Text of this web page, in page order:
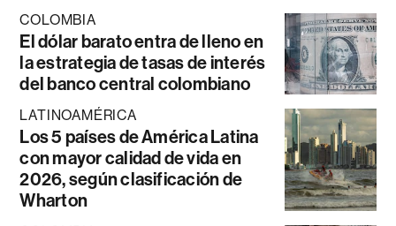
COLOMBIA
El dólar barato entra de lleno en
la estrategia de tasas de interés
del banco central colombiano
LATINOAMÉRICA
Los 5 países de América Latina
con mayor calidad de vida en
2026, según clasificación de
Wharton